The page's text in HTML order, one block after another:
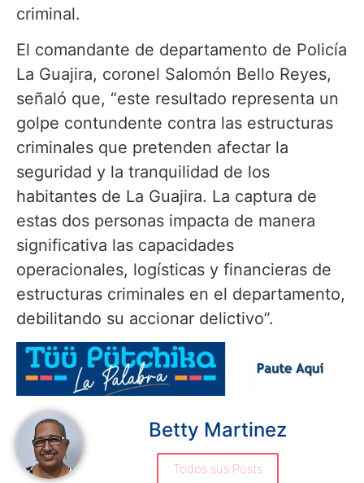
criminal.
El comandante de departamento de Policía
La Guajira, coronel Salomón Bello Reyes,
señaló que, “este resultado representa un
golpe contundente contra las estructuras
criminales que pretenden afectar la
seguridad y la tranquilidad de los
habitantes de La Guajira. La captura de
estas dos personas impacta de manera
significativa las capacidades
operacionales, logísticas y financieras de
estructuras criminales en el departamento,
debilitando su accionar delictivo”.
Betty Martinez
Todos sus Posts